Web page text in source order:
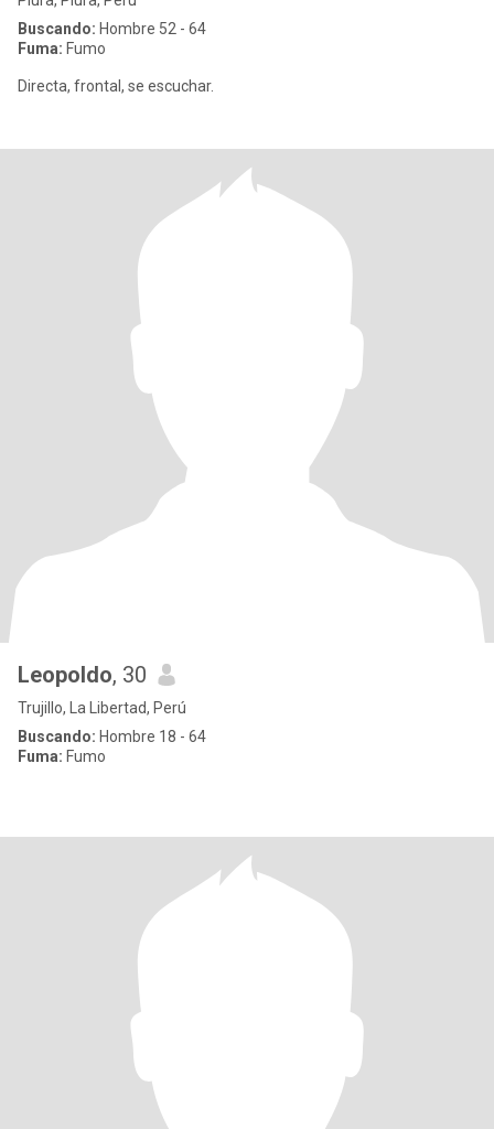
Buscando: Hombre 52 - 64
Fuma: Fumo
Directa, frontal, se escuchar.
Leopoldo, 30
Trujillo, La Libertad, Perú
Buscando: Hombre 18 - 64
Fuma: Fumo